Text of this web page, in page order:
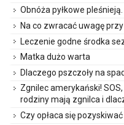
Obnóża pyłkowe
Na co zwracać uwagę
Leczenie godne środka
Matka dużo warta
Dlaczego pszczoły na
Zgnilec amerykański!
rodziny mają zgnilca i
Czy opłaca się